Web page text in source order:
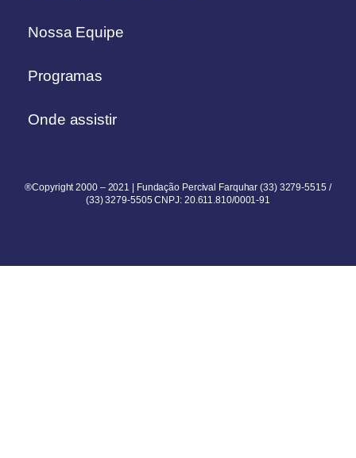
Nossa Equipe
Programas
Onde assistir
®Copyright 2000 – 2021 | Fundação Percival Farquhar (33) 3279-5515 /
(33) 3279-5505 CNPJ: 20.611.810/0001-91